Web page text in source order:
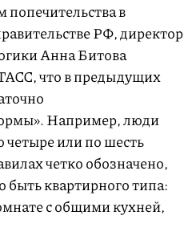
попечительства в
РФ, директор
Анна Битова
что в предыдущих
Например, люди
четыре или по шесть
четко обозначено,
квартирного типа:
с общими кухней,